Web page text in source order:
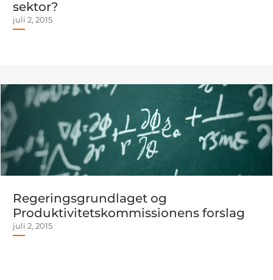
sektor?
juli 2, 2015
Regeringsgrundlaget og
Produktivitetskommissionens forslag
juli 2, 2015